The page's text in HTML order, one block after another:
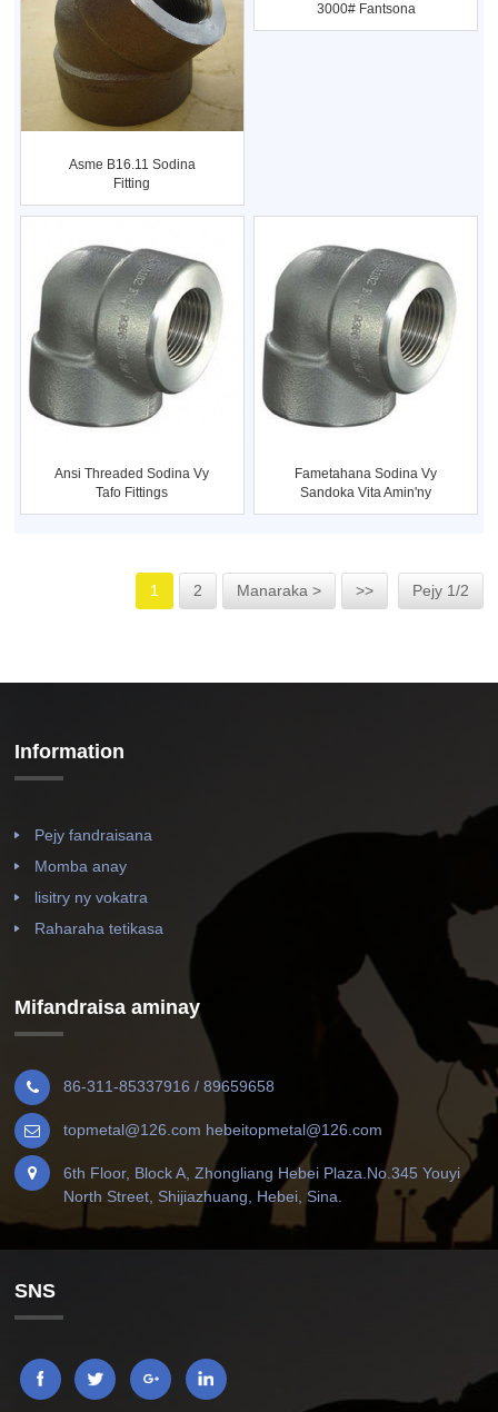
Asme B16.11 Sodina
Fitting
3000# Fantsona
Fantsona
Ansi Threaded Sodina Vy
Tafo Fittings
Fametahana Sodina Vy
Sandoka Vita Amin'ny
Kofehy 2
1 2 Manaraka > >> Pejy 1/2
Information
Pejy fandraisana
Momba anay
lisitry ny vokatra
Raharaha tetikasa
Mifandraisa aminay
86-311-85337916 / 89659658
topmetal@126.com hebeitopmetal@126.com
6th Floor, Block A, Zhongliang Hebei Plaza.No.345 Youyi
North Street, Shijiazhuang, Hebei, Sina.
SNS